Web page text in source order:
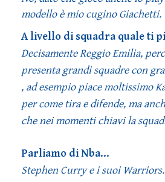
modello è mio cugino Giachetti.
A livello di squadra quale ti
Decisamente Reggio Emilia,
presenta grandi squadre con
, ad esempio piace moltissimo
per come tira e difende, ma
che nei momenti chiavi la
Parliamo di Nba…
Stephen Curry e i suoi